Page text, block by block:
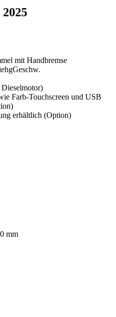
mit Handbremse
Farb-Touchscreen und USB
erhältlich (Option)
mm